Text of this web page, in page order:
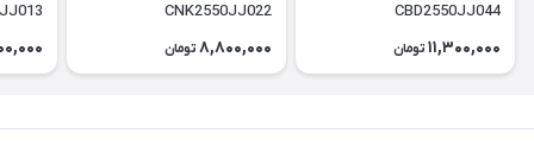
CBD2550JJ044
11,300,000 تومان
CNK2550JJ022
8,800,000 تومان